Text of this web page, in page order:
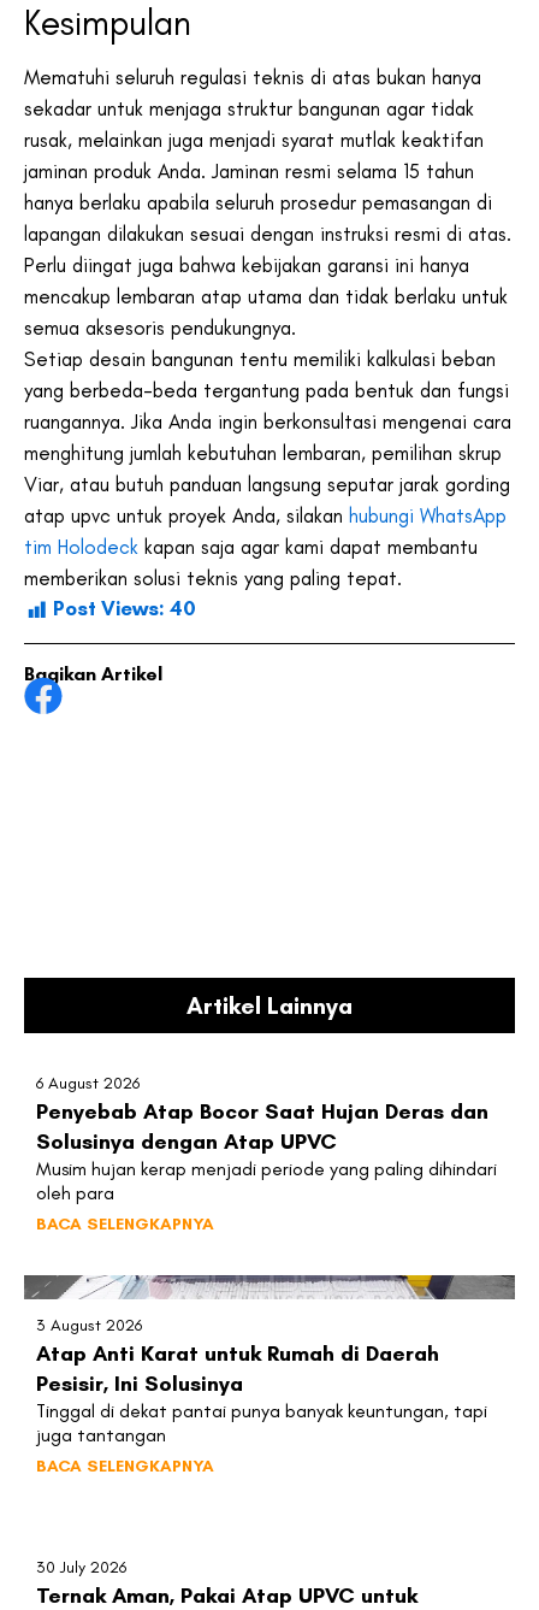
Kesimpulan
Mematuhi seluruh regulasi teknis di atas bukan hanya
sekadar untuk menjaga struktur bangunan agar tidak
rusak, melainkan juga menjadi syarat mutlak keaktifan
jaminan produk Anda. Jaminan resmi selama 15 tahun
hanya berlaku apabila seluruh prosedur pemasangan di
lapangan dilakukan sesuai dengan instruksi resmi di atas.
Perlu diingat juga bahwa kebijakan garansi ini hanya
mencakup lembaran atap utama dan tidak berlaku untuk
semua aksesoris pendukungnya.
Setiap desain bangunan tentu memiliki kalkulasi beban
yang berbeda-beda tergantung pada bentuk dan fungsi
ruangannya. Jika Anda ingin berkonsultasi mengenai cara
menghitung jumlah kebutuhan lembaran, pemilihan skrup
Viar, atau butuh panduan langsung seputar jarak gording
atap upvc untuk proyek Anda, silakan hubungi WhatsApp
tim Holodeck kapan saja agar kami dapat membantu
memberikan solusi teknis yang paling tepat.
Post Views: 40
Bagikan Artikel
Artikel Lainnya
6 August 2026
Penyebab Atap Bocor Saat Hujan Deras dan
Solusinya dengan Atap UPVC
Musim hujan kerap menjadi periode yang paling dihindari
oleh para
BACA SELENGKAPNYA
3 August 2026
Atap Anti Karat untuk Rumah di Daerah
Pesisir, Ini Solusinya
Tinggal di dekat pantai punya banyak keuntungan, tapi
juga tantangan
BACA SELENGKAPNYA
30 July 2026
Ternak Aman, Pakai Atap UPVC untuk